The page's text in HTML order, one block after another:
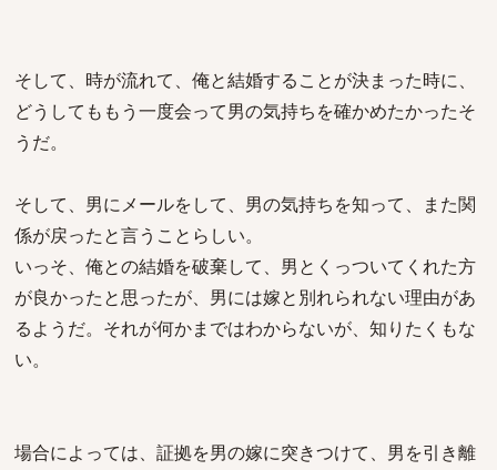
そして、時が流れて、俺と結婚することが決まった時に、
どうしてももう一度会って男の気持ちを確かめたかったそ
うだ。
そして、男にメールをして、男の気持ちを知って、また関
係が戻ったと言うことらしい。
いっそ、俺との結婚を破棄して、男とくっついてくれた方
が良かったと思ったが、男には嫁と別れられない理由があ
るようだ。それが何かまではわからないが、知りたくもな
い。
場合によっては、証拠を男の嫁に突きつけて、男を引き離